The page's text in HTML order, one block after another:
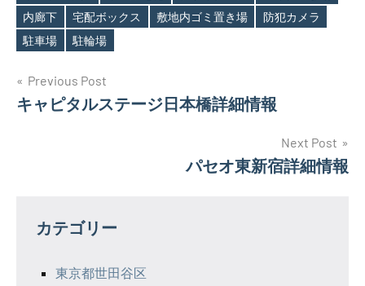
内廊下
宅配ボックス 敷地内ゴミ置き場
防犯カメラ
駐車場
駐輪場
投
稿
ー
Previous Post
キャピタルステージ日本橋詳細情報
Next Post
パセオ東新宿詳細情報
カテゴリー
東京都世田谷区